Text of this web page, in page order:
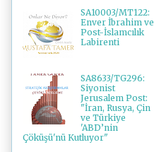
SA10003/MT122:
Enver İbrahim ve
Post-İslamcılık
Labirenti
SA8633/TG296:
Siyonist
Jerusalem Post:
"İran, Rusya, Çin
ve Türkiye
'ABD’nin
Çöküşü'nü Kutluyor"